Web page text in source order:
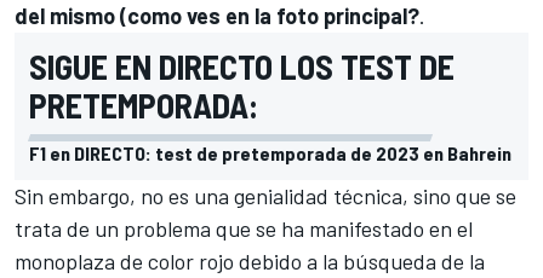
del mismo (como ves en la foto principal?.
SIGUE EN DIRECTO LOS TEST DE
PRETEMPORADA:
F1 en DIRECTO: test de pretemporada de 2023 en Bahrein
Sin embargo, no es una genialidad técnica, sino que se
trata de un problema que se ha manifestado en el
monoplaza de color rojo debido a la búsqueda de la